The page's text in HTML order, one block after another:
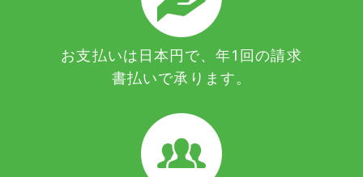
お支払いは日本円で、年1回の請求
書払いで承ります。